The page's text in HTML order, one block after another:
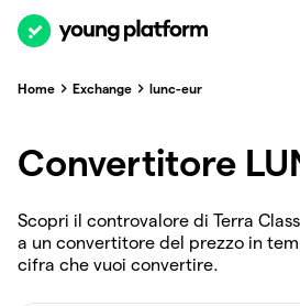
Home Exchange lunc-eur
Convertitore
Scopri il controvalore di Terra
a un convertitore del prezzo in
cifra che vuoi convertire.